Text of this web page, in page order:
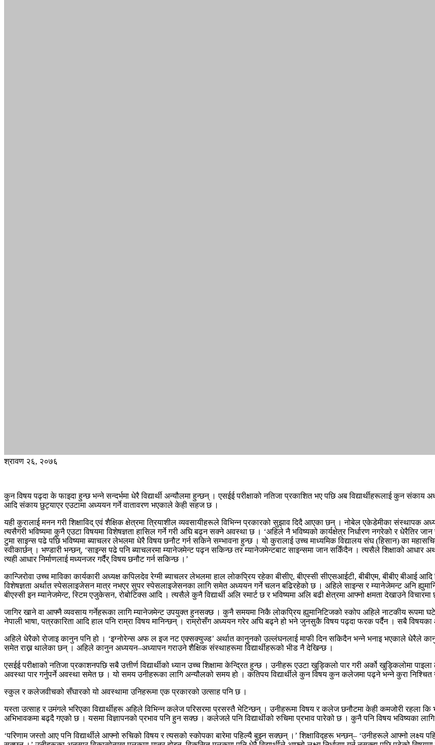
श्रावण २६, २०७६
कुन विषय पढ्दा के फाइदा हुन्छ भन्ने सन्दर्भमा धेरै विद्यार्थी अन्यौलमा हुन्छन् । एसईई परीक्षाको नतिजा प्रकाशित भए पछि अब विद्यार्थीहरूलाई कुन
आदि संकाय छुट्याएर एउटामा अध्ययन गर्ने वातावरण भएकाले केही सहज छ ।
यही कुरालाई मनन गरी शिक्षाविद् एवं शैक्षिक क्षेत्रमा त्रियाशील व्यवसायीहरूले विभिन्न प्रकारको सुझाव दिदै आएका छन् । नोबेल एकेडेमीका संस्थापक
त्यसैगरी भविष्यमा कुनै एउटा विषयमा विशेषज्ञता हासिल गर्ने गरी अघि बढ्न सक्ने अवस्था छ । ‘अहिले नै भविष्यको कार्यक्षेत्र निर्धारण नगरेको र
टुमा साइन्स पढे पछि भविष्यमा ब्याचलर लेभलमा धेरै विषय छनौट गर्न सकिने सम्भावना हुन्छ । यो कुरालाई उच्च माध्यमिक विद्यालय संघ (हिसान) का
स्वीकार्छन् । भण्डारी भन्छन्, ‘साइन्स पढे पनि ब्याचलरमा म्यानेजमेन्ट पढ्न सकिन्छ तर म्यानेजमेन्टबाट साइन्समा जान सकिँदैन । त्यसैले शिक्षाको आधार
त्यही आधार निर्माणलाई मध्यनजर गर्दैर् विषय छनौट गर्न सकिन्छ ।’
कान्जिरोवा उच्च माविका कार्यकारी अध्यक्ष कपिलदेव रेग्मी ब्याचलर लेभलमा हाल लोकप्रिय रहेका बीसीए, बीएस्सी सीएसआईटी, बीबीएम, बीबीए बीआई
विशेषज्ञता अर्थात स्पेसलाइजेसन मात्र नभएर सुपर स्पेसलाइजेसनका लागि समेत अध्ययन गर्ने चलन बढिरहेको छ । अहिले साइन्स र म्यानेजेमन्ट अनि
बीएस्सी इन म्यानेजमेन्ट, स्टिम एजुकेसन, रोबोटिक्स आदि । त्यसैले कुनै विद्यार्थी अलि स्मार्ट छ र भविष्यमा अलि बढी क्षेत्रमा आफ्नो क्षमता देखाउने
जागिर खाने वा आफ्नै व्यवसाय गर्नेहरूका लागि म्यानेजमेन्ट उपयुक्त हुनसक्छ । कुनै समयमा निकै लोकप्रिय ह्युमानिटिजको स्कोप अहिले नाटकीय रूपमा
नेपाली भाषा, पत्रकारिता आदि हाल पनि राम्रा विषय मानिन्छन् । राम्रोसँग अध्ययन गरेर अघि बढ्ने हो भने जुनसुकै विषय पढ्दा फरक पर्दैन । सबै
अहिले धेरैको रोजाइ कानुन पनि हो । ‘इग्नोरेन्स अफ ल इज नट एक्सक्युज्ड’ अर्थात कानुनको उल्लंघनलाई माफी दिन सकिदैन भन्ने भनाइ भएकाले धेरैले
समेत राख्न थालेका छन् । अहिले कानुन अध्ययन–अध्यापन गराउने शैक्षिक संस्थाहरूमा विद्यार्थीहरूको भीड नै देखिन्छ ।
एसईई परीक्षाको नतिजा प्रकाशनपछि सबै उत्तीर्ण विद्यार्थीको ध्यान उच्च शिक्षामा केन्द्रित हुन्छ । उनीहरू एउटा खुड्किलो पार गरी अर्को खुड्किलोमा
अवस्था पार गर्नुपर्ने अवस्था समेत छ । यो समय उनीहरूका लागि अन्यौलको समय हो । कतिपय विद्यार्थीले कुन विषय कुन कलेजमा पढ्ने भन्ने कुरा निश्चित
स्कुल र कलेजवीचको सँघारको यो अवस्थामा उनिहरूमा एक प्रकारको उत्साह पनि छ ।
यस्ता उत्साह र उमंगले भरिएका विद्यार्थीहरू अहिले विभिन्न कलेज परिसरमा प्रसस्तै भेटिन्छन् । उनीहरूमा विषय र कलेज छनौटमा केही कमजोरी रहला कि
अभिभावकमा बढ्दै गएको छ । यसमा विज्ञापनको प्रभाव पनि हुन सक्छ । कलेजले पनि विद्यार्थीको रुचिमा प्रभाव पारेको छ । कुनै पनि विषय भविष्यका लागि
‘परिणाम जस्तो आए पनि विद्यार्थीले आफ्नो रुचिको विषय र त्यसको स्कोपका बारेमा पहिल्यै बुझ्न सक्छन् ।’ शिक्षाविद्हरू भन्छन्– ‘उनीहरूले आफ्नो लक्ष्य